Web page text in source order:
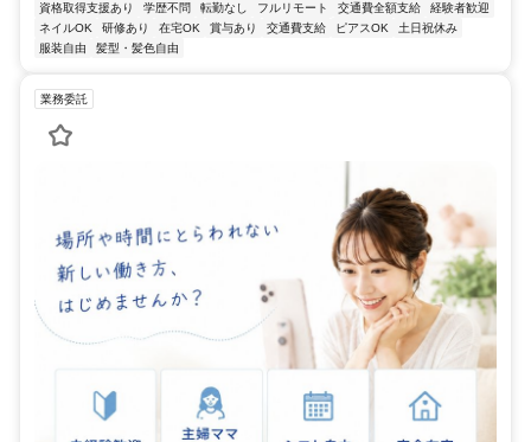
資格取得支援あり
学歴不問 転勤なし フルリモート 交通費全額支給
経験者歓迎
ネイルOK
研修あり 在宅OK 賞与あり 交通費支給 ピアスOK
土日祝休み
服装自由
髪型・髪色自由
業務委託